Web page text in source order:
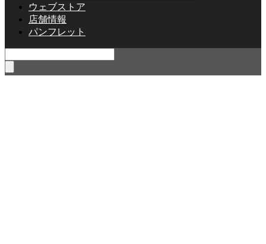
ウェブストア
店舗情報
パンフレット